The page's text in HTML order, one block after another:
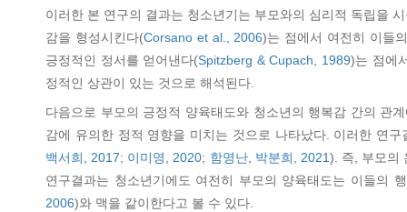
이러한 본 연구의 결과는 청소년기는 부모와의 심리적 독립을
감을 형성시킨다(Corsano et al., 2006)는 점에서 여전히 이들
긍정적인 정서를 얻어낸다(Spitzberg & Cupach, 1989)는 점에
정적인 상관이 있는 것으로 해석된다.
다음으로 부모의 긍정적 양육태도와 청소년의 행복감 간의 관
감에 유의한 정적 영향을 미치는 것으로 나타났다. 이러한 연
백서희, 2017; 이미영, 2020; 함영난, 박분희, 2021). 즉, 부모의
연구결과는 청소년기에도 여전히 부모의 양육태도는 이들의
2006)와 맥을 같이한다고 볼 수 있다.